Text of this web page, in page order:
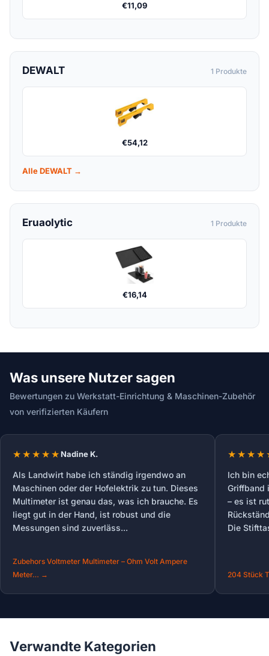
€11,09
DEWALT 1 Produkte
€54,12
Alle DEWALT →
Eruaolytic 1 Produkte
€16,14
Was unsere Nutzer sagen
Bewertungen zu Werkstatt-Einrichtung & Maschinen-Zubehör
von verifizierten Käufern
Nadine K.
Als Landwirt habe ich ständig irgendwo an
Maschinen oder der Hofelektrik zu tun. Dieses
Multimeter ist genau das, was ich brauche. Es
liegt gut in der Hand, ist robust und die
Messungen sind zuverläss...
Zubehors Voltmeter Multimeter – Ohm Volt Ampere
Meter… →
Ich bin
Griffband
– es ist
Die
204 Stück
Verwandte Kategorien